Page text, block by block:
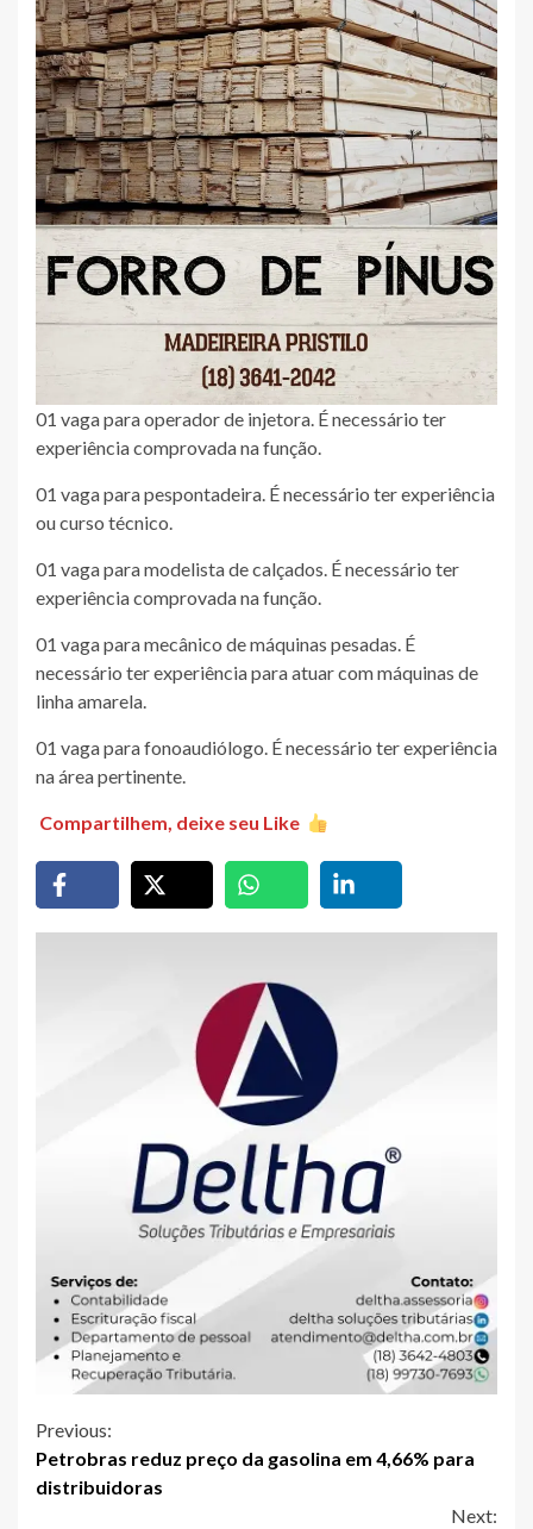
01 vaga para operador de injetora. É necessário ter
experiência comprovada na função.
01 vaga para pespontadeira. É necessário ter experiência
ou curso técnico.
01 vaga para modelista de calçados. É necessário ter
experiência comprovada na função.
01 vaga para mecânico de máquinas pesadas. É
necessário ter experiência para atuar com máquinas de
linha amarela.
01 vaga para fonoaudiólogo. É necessário ter experiência
na área pertinente.
Compartilhem, deixe seu Like
Continue
Reading
Previous:
Petrobras reduz preço da gasolina em 4,66% para
distribuidoras
Next: